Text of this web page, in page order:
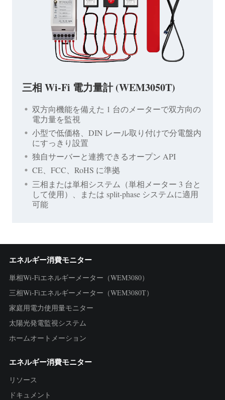
三相 Wi-Fi 電力量計 (WEM3050T)
双方向機能を備えた 1 台のメーターで双方向の
電力量を監視
小型で低価格、DIN レール取り付けで分電盤内
にすっきり設置
独自サーバーと連携できるオープン API
CE、FCC、RoHS に準拠
三相または単相システム（単相メーター 3 台と
して使用）、または split-phase システムに適用
可能
エネルギー消費モニター
単相Wi-Fiエネルギーメーター（WEM3080）
三相Wi-Fiエネルギーメーター（WEM3080T）
家庭用電力使用量モニター
太陽光発電監視システム
ホームオートメーション
エネルギー消費モニター
リソース
ドキュメント